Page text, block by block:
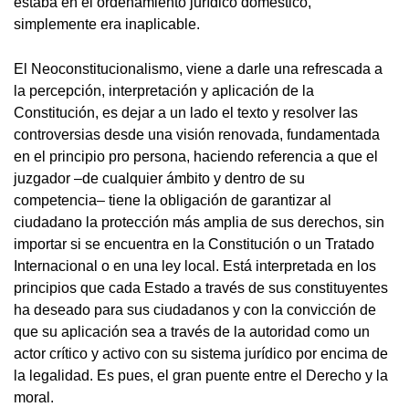
simplemente era inaplicable.
El Neoconstitucionalismo, viene a darle una refrescada a
la percepción, interpretación y aplicación de la
Constitución, es dejar a un lado el texto y resolver las
controversias desde una visión renovada, fundamentada
en el principio pro persona, haciendo referencia a que el
juzgador –de cualquier ámbito y dentro de su
competencia– tiene la obligación de garantizar al
ciudadano la protección más amplia de sus derechos, sin
importar si se encuentra en la Constitución o un Tratado
Internacional o en una ley local. Está interpretada en los
principios que cada Estado a través de sus constituyentes
ha deseado para sus ciudadanos y con la convicción de
que su aplicación sea a través de la autoridad como un
actor crítico y activo con su sistema jurídico por encima de
la legalidad. Es pues, el gran puente entre el Derecho y la
moral.